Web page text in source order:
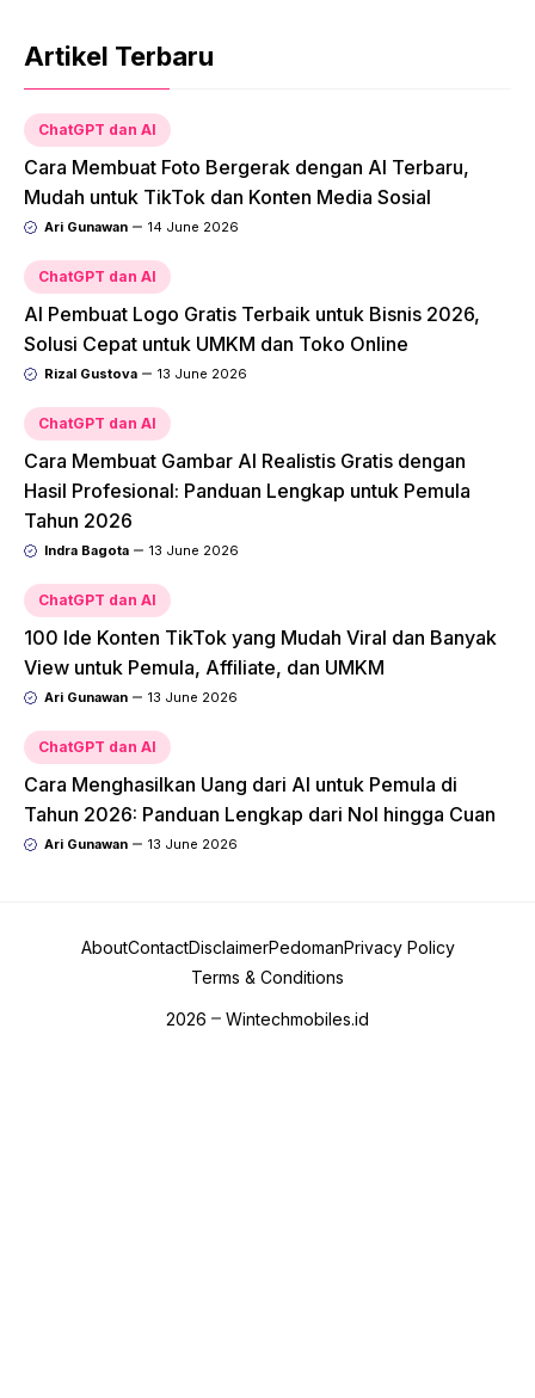
Artikel Terbaru
ChatGPT dan AI
Cara Membuat Foto Bergerak dengan AI Terbaru,
Mudah untuk TikTok dan Konten Media Sosial
Ari Gunawan 14 June 2026
ChatGPT dan AI
AI Pembuat Logo Gratis Terbaik untuk Bisnis 2026,
Solusi Cepat untuk UMKM dan Toko Online
Rizal Gustova 13 June 2026
ChatGPT dan AI
Cara Membuat Gambar AI Realistis Gratis dengan
Hasil Profesional: Panduan Lengkap untuk Pemula
Tahun 2026
Indra Bagota 13 June 2026
ChatGPT dan AI
100 Ide Konten TikTok yang Mudah Viral dan Banyak
View untuk Pemula, Affiliate, dan UMKM
Ari Gunawan 13 June 2026
ChatGPT dan AI
Cara Menghasilkan Uang dari AI untuk Pemula di
Tahun 2026: Panduan Lengkap dari Nol hingga Cuan
Ari Gunawan 13 June 2026
AboutContactDisclaimerPedomanPrivacy Policy
Terms & Conditions
2026 Wintechmobiles.id